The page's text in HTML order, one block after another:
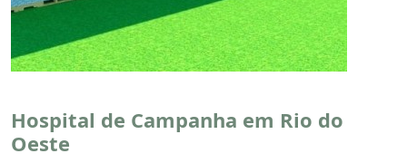
Hospital de Campanha em Rio do
Oeste